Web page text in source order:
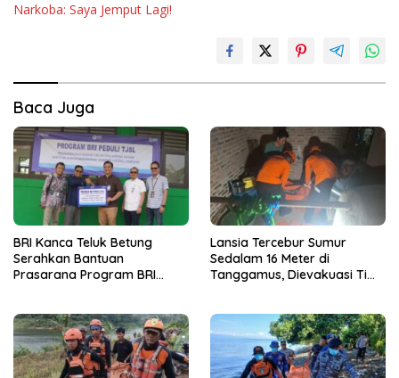
Narkoba: Saya Jemput Lagi!
Baca Juga
BRI Kanca Teluk Betung
Serahkan Bantuan
Prasarana Program BRI
LAZDAI
Lansia Tercebur Sumur
Sedalam 16 Meter di
Tanggamus, Dievakuasi Tim